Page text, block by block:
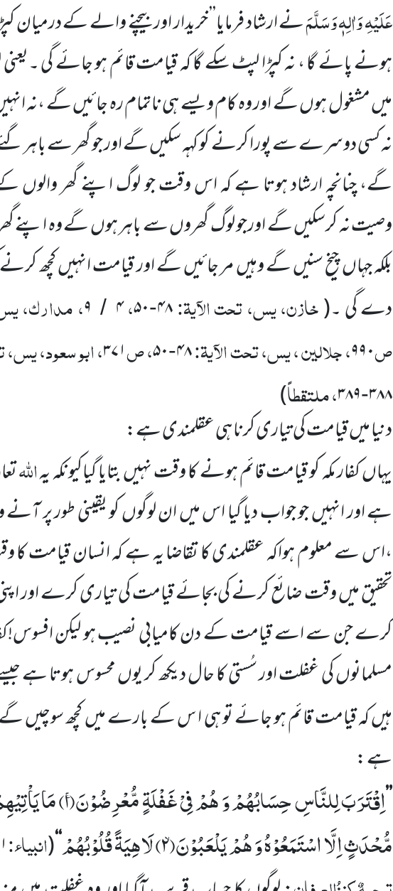
عَلَیْہِ وَاٰلِہٖ وَسَلَّمَنے ارشاد فرمایا’’ خریدار اور بیچنے والے کے درمیان
ہونے پائے گا ، نہ کپڑا لپٹ سکے گا کہ قیامت قائم ہو جائے گی
میںمشغول ہوںگے اور وہ کام ویسے ہی ناتمام رہ جائیںگے ،نہ
نہ کسی دوسرے سے پورا کرنے کو کہہ سکیںگے اور جو گھر سے باہر
گے، چنانچہ ارشاد ہوتا ہے کہ اس وقت جو لوگ اپنے گھر والوں
وصیت نہ کرسکیںگے اورجو لوگ گھروںسے باہر ہوںگے وہ اپنے
بلکہ جہاںچیخ سنیںگے وہیںمر جائیںگے اور قیامت انہیںکچھ
دے گی ۔(خازن، یس، تحت الآیۃ:۴۸-۵۰،۴ / ۹، مدارک،
ص۹۹۰، جلالین ، یس، تحت الآیۃ:۴۸-۵۰، ص۳۷۱، ابو سعود،
۳۸۸-۳۸۹، ملتقطاً)
دنیا میںقیامت کی تیاری کرنا ہی عقلمندی ہے:
یہاںکفار مکہ کو قیامت قائم ہونے کا وقت نہیںبتایا گیاکیونکہ یہاللہ
ہے اور انہیںجو جواب دیا گیا اس میںان لوگوںکو یقینی طور پر آنے
،اس سے معلوم ہواکہ عقلمندی کا تقاضا یہ ہے کہ انسان قیامت کا
تحقیق میںوقت ضائع کرنے کی بجائے قیامت کی تیاری کرے اور اپنی
کرے جن سے اسے قیامت کے دن کامیابی نصیب ہو لیکن
مسلمانوںکی غفلت اور سُستی کا حال دیکھ کر یوںمحسوس ہوتا ہے
ہیںکہ قیامت قائم ہو جائے تو ہی ا س کے بارے میںکچھ سوچیں
ہے :
’’اِقْتَرَبَ لِلنَّاسِ حِسَابُهُمْ وَ هُمْ فِیْ غَفْلَةٍ مُّعْرِضُوْنَۚ(۱) مَا
مُّحْدَثٍ اِلَّا اسْتَمَعُوْهُ وَ هُمْ یَلْعَبُوْنَۙ(۲) لَاهِیَةً قُلُوْبُهُمْ‘‘
(انبیاء:۱